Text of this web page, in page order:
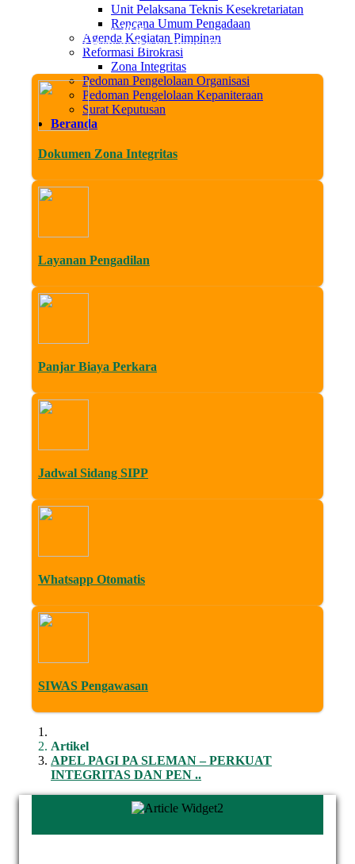
Unit Pelaksana Teknis Kesekretariatan
Rencana Umum Pengadaan
Agenda Kegiatan Pimpinan
Reformasi Birokrasi
Zona Integritas
Pedoman Pengelolaan Organisasi
Pedoman Pengelolaan Kepaniteraan
Surat Keputusan
Beranda
Kam, 06 Agustus 2026
di Website Resmi Pengadilan Agama Sleman. Media
Dokumen Zona Integritas
Layanan Pengadilan
Panjar Biaya Perkara
Jadwal Sidang SIPP
Whatsapp Otomatis
SIWAS Pengawasan
Artikel
APEL PAGI PA SLEMAN – PERKUAT
INTEGRITAS DAN PEN ..